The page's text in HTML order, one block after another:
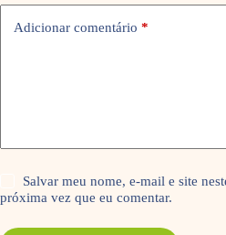
Adicionar comentário *
Salvar meu nome, e-mail e site
próxima vez que eu comentar.